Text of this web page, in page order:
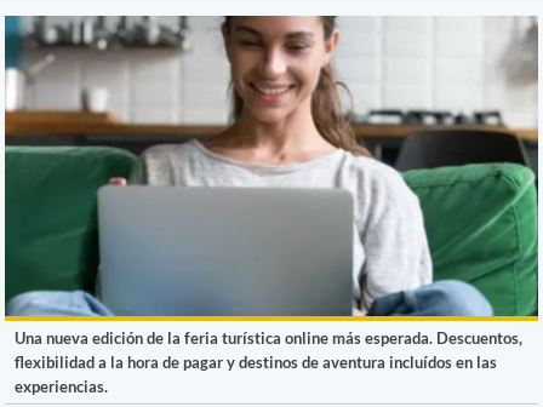
Una nueva edición de la feria turística online más esperada. Descuentos,
flexibilidad a la hora de pagar y destinos de aventura incluídos en las
experiencias.